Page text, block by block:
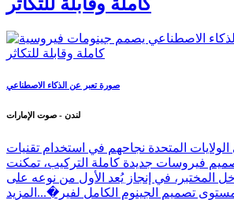
صورة تعبر عن الذكاء الاصطناعي
لندن - صوت الإمارات
المتحدة نجاحهم في استخدام تقنيات
فيروسات جديدة كاملة التركيب، تمكنت
المختبر، في إنجاز يُعد الأول من نوعه على
تصميم الجينوم الكامل لفير�... المزيد